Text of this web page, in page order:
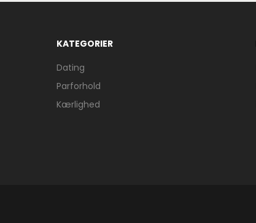
KATEGORIER
Dating
Parforhold
Kærlighed